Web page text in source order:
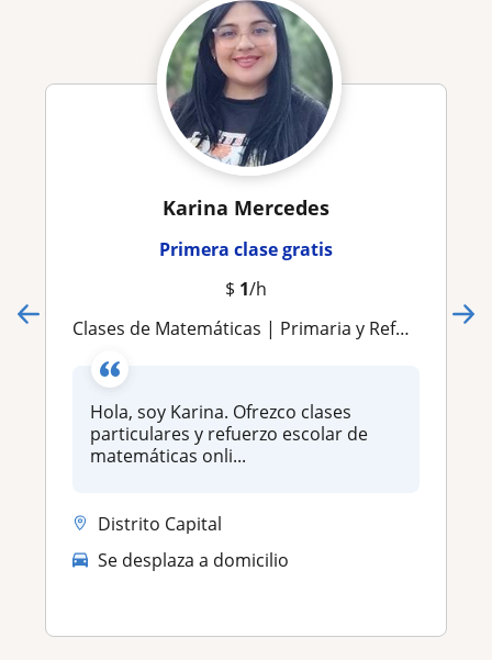
Karina Mercedes
Primera clase gratis
$ 1/h
​Clases de Matemáticas | Primaria y Refuerzo Escolar
Hola, soy Karina. Ofrezco clases
particulares y refuerzo escolar de
matemáticas onli...
Distrito Capital
Se desplaza a domicilio